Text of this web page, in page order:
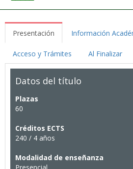
Presentación Información
Acceso y Trámites Al Finalizar
Datos del título
Plazas
60
Créditos ECTS
240 / 4 años
Modalidad de enseñanza